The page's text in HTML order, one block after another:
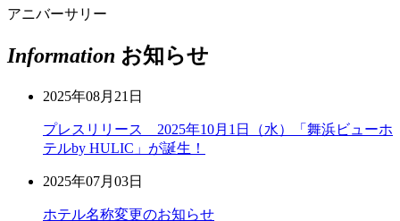
アニバーサリー
Information お知らせ
2025年08月21日
プレスリリース 2025年10月1日（水）「舞浜ビューホ
テルby HULIC」が誕生！
2025年07月03日
ホテル名称変更のお知らせ